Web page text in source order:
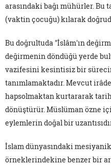
arasındaki bağı mühürler.
(vaktin çocuğu) kılarak
Bu doğrultuda "İslâm'ın
değirmenin döndüğü yerde
vazifesini kesintisiz bir
tanımlamaktadır. Mevcut
hapsolmaktan kurtararak
dönüştürür. Müslüman özne
eylemlerin doğal bir
İslam dünyasındaki
örneklerindekine benzer bir